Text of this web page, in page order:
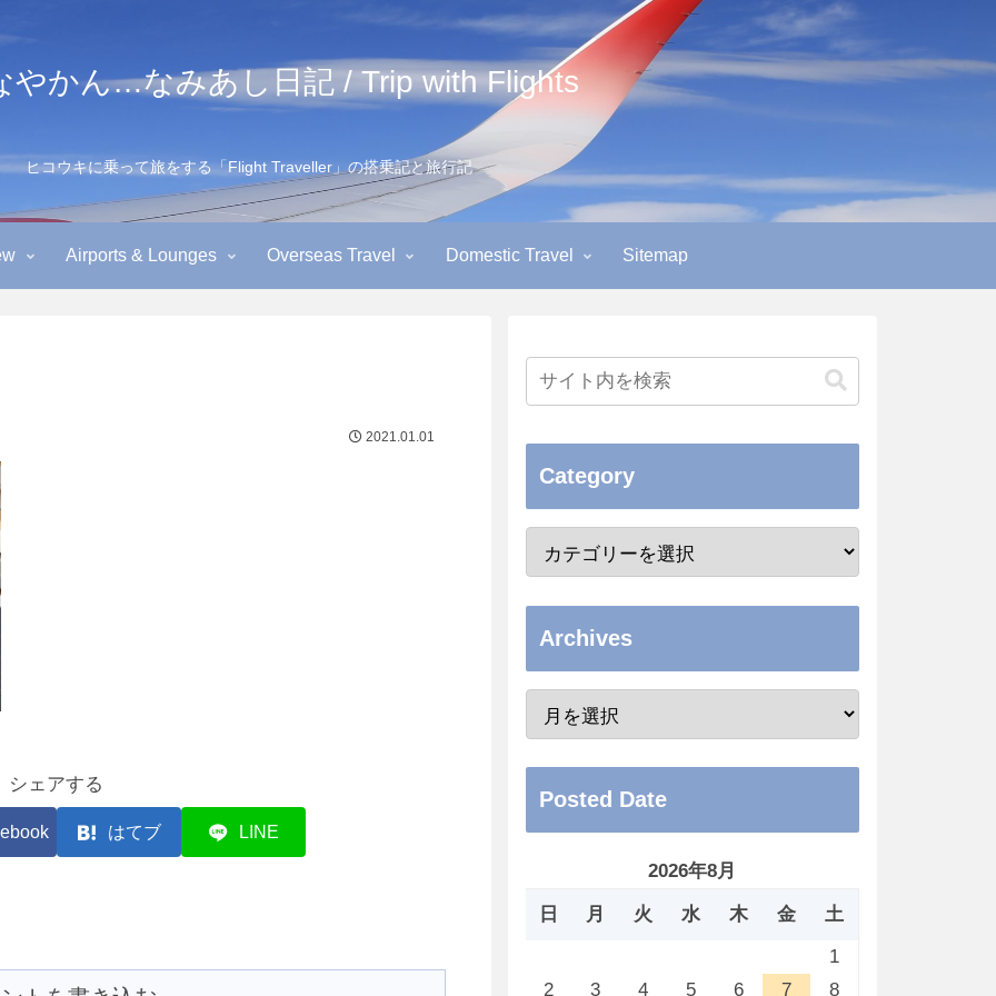
やかん…なみあし日記 / Trip with Flights
ヒコウキに乗って旅をする「Flight Traveller」の搭乗記と旅行記
Airports & Lounges Overseas Travel Domestic Travel Sitemap
2021.01.01
シェアする
はてブ LINE
Category
Archives
Posted Date
2026年8月
日 月 火 水 木 金
土
1
2
3 4 5 6 7
8